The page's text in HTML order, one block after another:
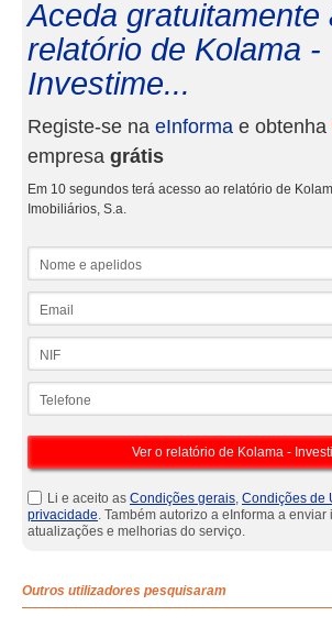
Aceda gratuitamente
relatório de Kolama -
Investime...
Registe-se na eInforma e obtenha
empresa grátis
Em 10 segundos terá acesso ao relatório de
Imobiliários, S.a.
Li e aceito as Condições gerais, Condições de
privacidade. Também autorizo a eInforma a enviar
atualizações e melhorias do serviço.
Outros utilizadores pesquisaram